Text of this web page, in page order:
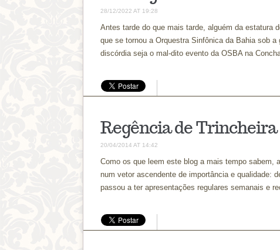
28/12/2022 AT 19:28
Antes tarde do que mais tarde, alguém da estatura
que se tornou a Orquestra Sinfônica da Bahia sob
discórdia seja o mal-dito evento da OSBA na
Regência de Trincheira
20/04/2014 AT 14:42
Como os que leem este blog a mais tempo sabem,
num vetor ascendente de importância e qualidade:
passou a ter apresentações regulares semanais e